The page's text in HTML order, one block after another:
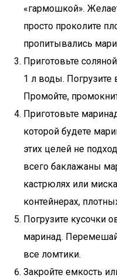
«гармошкой».
просто проколите
пропитывались
Приготовьте
1 л воды. Погрузите
Промойте,
Приготовьте
которой будете
этих целей не
всего баклажаны
кастрюлях или
контейнерах,
Погрузите кусочки
маринад.
все ломтики.
Закройте емкость